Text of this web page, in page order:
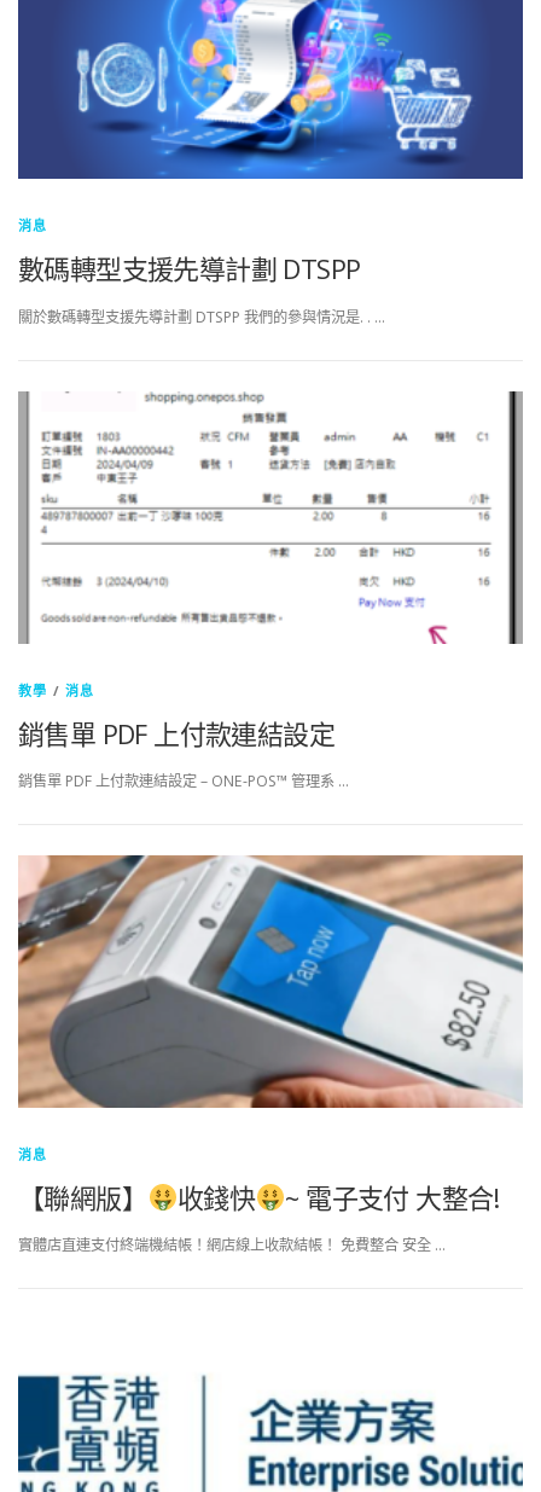
消息
數碼轉型支援先導計劃 DTSPP
關於數碼轉型支援先導計劃 DTSPP 我們的參與情況是. . …
教學 /消息
銷售單 PDF 上付款連結設定
銷售單 PDF 上付款連結設定 – ONE-POS™ 管理系 …
消息
【聯網版】 收錢快 ~ 電子支付 大整合!
實體店直連支付終端機結帳！網店線上收款結帳！ 免費整合 安全 …